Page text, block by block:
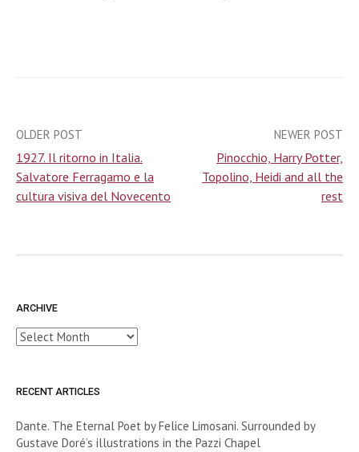
Post
navigation
OLDER POST
1927. Il ritorno in Italia.
Salvatore Ferragamo e la
cultura visiva del Novecento
NEWER POST
Pinocchio, Harry Potter,
Topolino, Heidi and all the
rest
ARCHIVE
Archive
RECENT ARTICLES
Dante. The Eternal Poet by Felice Limosani. Surrounded by
Gustave Doré’s illustrations in the Pazzi Chapel